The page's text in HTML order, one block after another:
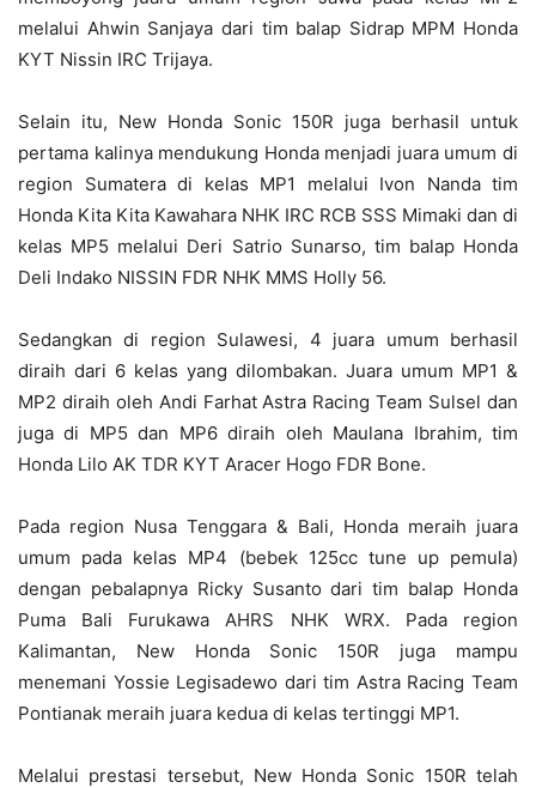
melalui Ahwin Sanjaya dari tim balap Sidrap MPM Honda
KYT Nissin IRC Trijaya.
Selain itu, New Honda Sonic 150R juga berhasil untuk
pertama kalinya mendukung Honda menjadi juara umum di
region Sumatera di kelas MP1 melalui Ivon Nanda tim
Honda Kita Kita Kawahara NHK IRC RCB SSS Mimaki dan di
kelas MP5 melalui Deri Satrio Sunarso, tim balap Honda
Deli Indako NISSIN FDR NHK MMS Holly 56.
Sedangkan di region Sulawesi, 4 juara umum berhasil
diraih dari 6 kelas yang dilombakan. Juara umum MP1 &
MP2 diraih oleh Andi Farhat Astra Racing Team Sulsel dan
juga di MP5 dan MP6 diraih oleh Maulana Ibrahim, tim
Honda Lilo AK TDR KYT Aracer Hogo FDR Bone.
Pada region Nusa Tenggara & Bali, Honda meraih juara
umum pada kelas MP4 (bebek 125cc tune up pemula)
dengan pebalapnya Ricky Susanto dari tim balap Honda
Puma Bali Furukawa AHRS NHK WRX. Pada region
Kalimantan, New Honda Sonic 150R juga mampu
menemani Yossie Legisadewo dari tim Astra Racing Team
Pontianak meraih juara kedua di kelas tertinggi MP1.
Melalui prestasi tersebut, New Honda Sonic 150R telah